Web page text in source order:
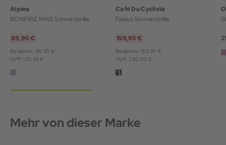
Alpina
BONFIRE MAG Sonnenbrille
89,95 €
Bestpreis: 89,95 €
UVP: 129,95 €
Café Du Cycliste
Fabius Sonnenbrille
159,95 €
Bestpreis: 159,95 €
UVP: 230,00 €
Mehr von dieser Marke